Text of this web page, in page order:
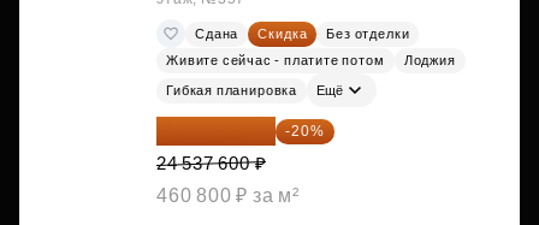
Сдана Скидка
Без отделки
Живите сейчас - платите потом
Лоджия
Гибкая планировка Ещё
19 630 080 ₽ -20%
24 537 600 ₽
460 800 ₽ за м²